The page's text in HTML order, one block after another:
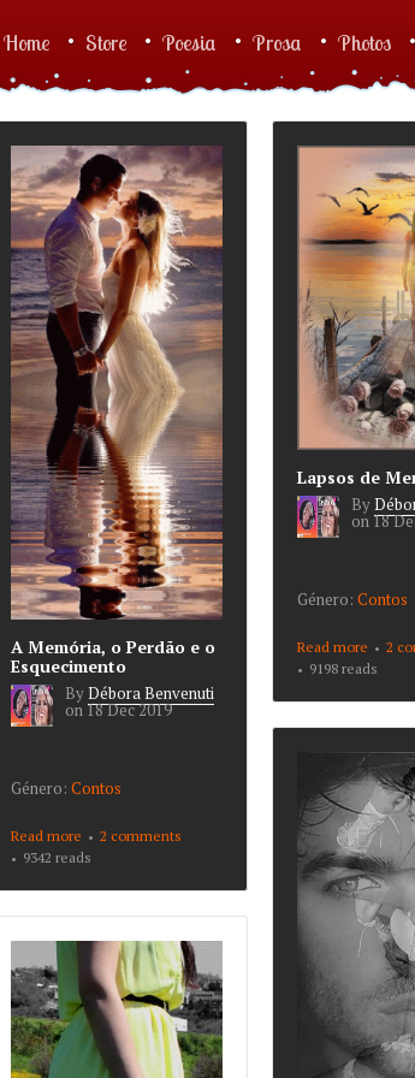
Main menu
Home Store Poesia Prosa Photos
A Memória, o Perdão e o
Esquecimento
ByDébora Benvenuti
on 18 Dec 2019
Género: Contos
Read more about A Memória, o
Perdão e o
2 comments
9342 reads
Lapsos de
By
on 18
Género: Contos
Read more about
2
9198 reads